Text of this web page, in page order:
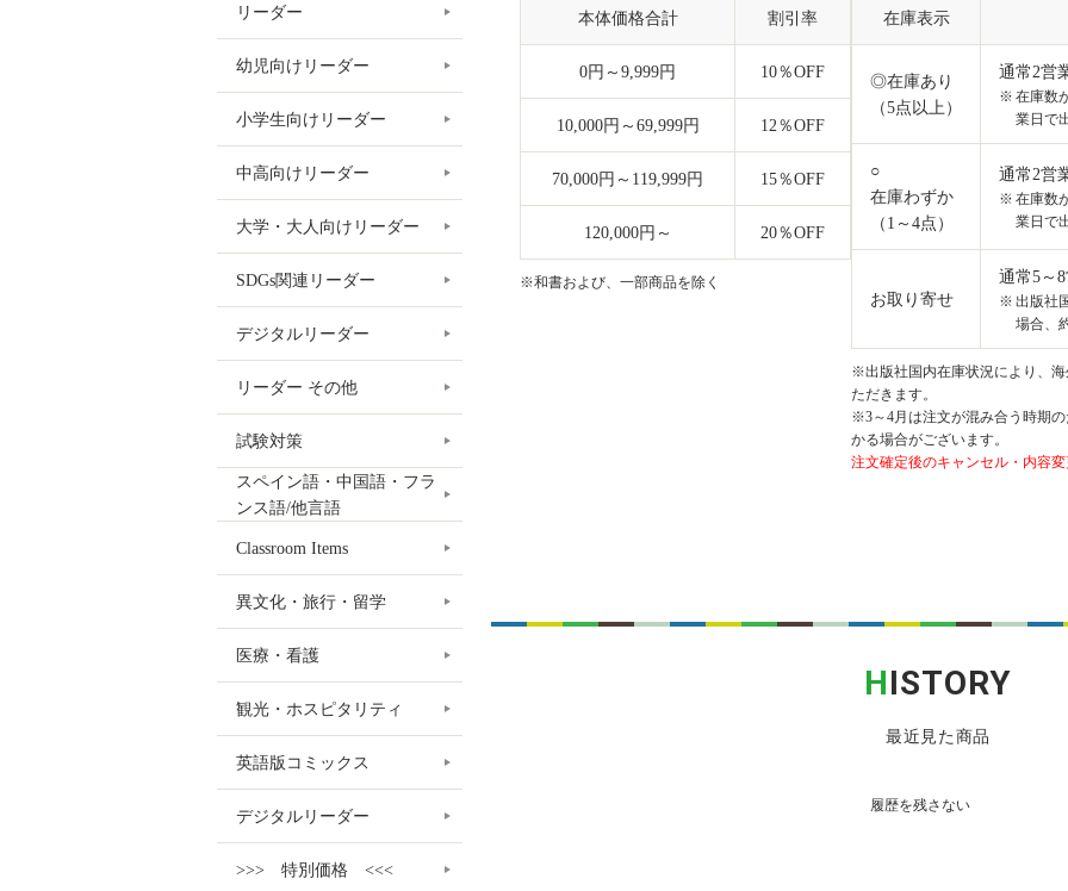
本体価格合計 割引率
0円～9,999円 10％OFF
10,000円～69,999円 12％OFF
70,000円～119,999円 15％OFF
120,000円～ 20％OFF
※和書および、一部商品を除く
在庫表示
◎在庫あり
（5点以上）
通常2営
在庫数
業日で
○
在庫わずか
（1～4点）
通常2営
在庫数
業日で
お取り寄せ
通常5～
出版社
場合、
※出版社国内在庫状況により、
ただきます。
※3～4月は注文が混み合う時期
かる場合がございます。
注文確定後のキャンセル・内容変
HISTORY
最近見た商品
履歴を残さない
リーダー
幼児向けリーダー
小学生向けリーダー
中高向けリーダー
大学・大人向けリーダー
SDGs関連リーダー
デジタルリーダー
リーダー その他
試験対策
スペイン語・中国語・フラ
ンス語/他言語
Classroom Items
異文化・旅行・留学
医療・看護
観光・ホスピタリティ
英語版コミックス
デジタルリーダー
>>> 特別価格 <<<